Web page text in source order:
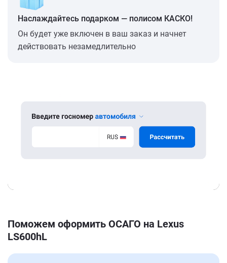
Наслаждайтесь подарком — полисом КАСКО!
Он будет уже включен в ваш заказ и начнет
действовать незамедлительно
Поможем оформить ОСАГО на Lexus
LS600hL